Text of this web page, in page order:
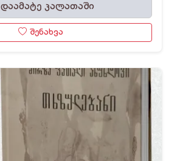
დაამატე კალათაში
შენახვა